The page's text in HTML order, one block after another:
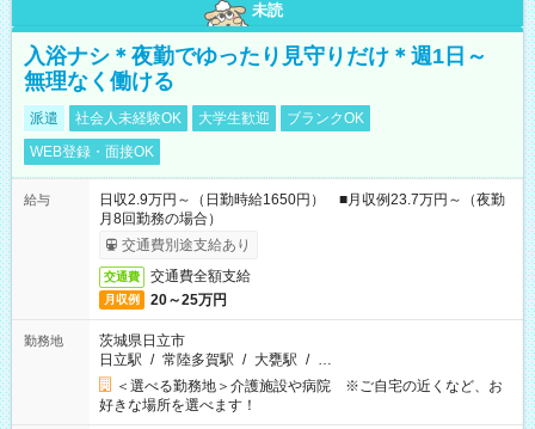
未読
入浴ナシ＊夜勤でゆったり見守りだけ＊週1日～
無理なく働ける
派遣 社会人未経験OK 大学生歓迎
ブランクOK
WEB登録・面接OK
給与
日収2.9万円～（日勤時給1650円） ■月収例23.7万円～（夜勤
月8回勤務の場合）
交通費別途支給あり
交通費 交通費全額支給
月収例 20～25万円
勤務地
茨城県日立市
日立駅 / 常陸多賀駅 / 大甕駅 / …
＜選べる勤務地＞介護施設や病院 ※ご自宅の近くなど、お
好きな場所を選べます！